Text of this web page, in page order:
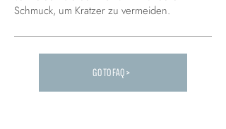
Schmuck, um Kratzer zu vermeiden.
Carica altre FAQ...
GO TO FAQ >